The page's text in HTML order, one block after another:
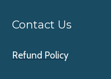
Contact Us
Refund Policy